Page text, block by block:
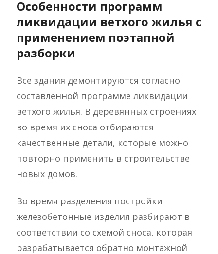
Особенности программ
ликвидации ветхого жилья с
применением поэтапной
разборки
Все здания демонтируются согласно
составленной программе ликвидации
ветхого жилья. В деревянных строениях
во время их сноса отбираются
качественные детали, которые можно
повторно применить в строительстве
новых домов.
Во время разделения постройки
железобетонные изделия разбирают в
соответствии со схемой сноса, которая
разрабатывается обратно монтажной